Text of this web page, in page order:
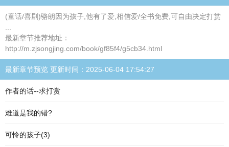
(童话/喜剧)骆朗因为孩子,他有了爱,相信爱/全书免费,可自由决定打赏
最新章节推荐地址：
http://m.zjsongjing.com/book/gf85f4/g5cb34.html
最新章节预览 更新时间：2025-06-04 17:54:27
作者的话--求打赏
难道是我的错?
可怜的孩子(3)